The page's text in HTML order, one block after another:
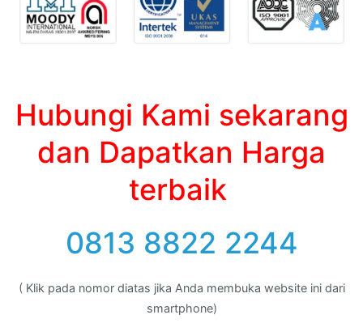
Hubungi Kami sekarang
dan Dapatkan Harga
terbaik
0813 8822 2244
( Klik pada nomor diatas jika Anda membuka website ini dari
smartphone)